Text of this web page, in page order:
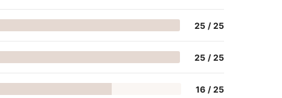
25 / 25
25 / 25
16 / 25